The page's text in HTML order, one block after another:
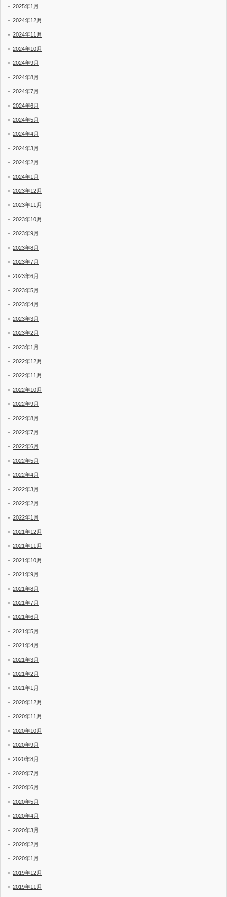
2025年1月
2024年12月
2024年11月
2024年10月
2024年9月
2024年8月
2024年7月
2024年6月
2024年5月
2024年4月
2024年3月
2024年2月
2024年1月
2023年12月
2023年11月
2023年10月
2023年9月
2023年8月
2023年7月
2023年6月
2023年5月
2023年4月
2023年3月
2023年2月
2023年1月
2022年12月
2022年11月
2022年10月
2022年9月
2022年8月
2022年7月
2022年6月
2022年5月
2022年4月
2022年3月
2022年2月
2022年1月
2021年12月
2021年11月
2021年10月
2021年9月
2021年8月
2021年7月
2021年6月
2021年5月
2021年4月
2021年3月
2021年2月
2021年1月
2020年12月
2020年11月
2020年10月
2020年9月
2020年8月
2020年7月
2020年6月
2020年5月
2020年4月
2020年3月
2020年2月
2020年1月
2019年12月
2019年11月